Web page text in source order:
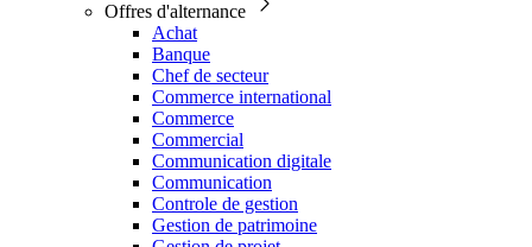
Offres d'alternance
Achat
Banque
Chef de secteur
Commerce international
Commerce
Commercial
Communication digitale
Communication
Controle de gestion
Gestion de patrimoine